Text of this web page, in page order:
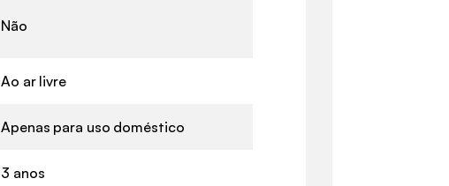
Não
Ao ar livre
Apenas para uso doméstico
3 anos